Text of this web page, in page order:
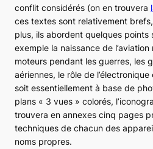
conflit considérés (on en trouvera
ces textes sont relativement
plus, ils abordent quelques points
exemple la naissance de l’aviation
moteurs pendant les guerres, les
aériennes, le rôle de
soit essentiellement à base de
plans « 3 vues » colorés,
trouvera en annexes cinq pages
techniques de chacun des
noms propres.